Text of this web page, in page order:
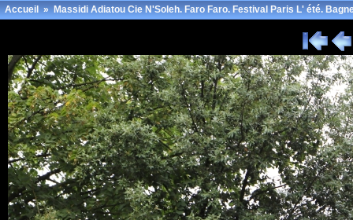
Accueil»Massidi Adiatou Cie N'Soleh. Faro Faro. Festival Paris L' été.